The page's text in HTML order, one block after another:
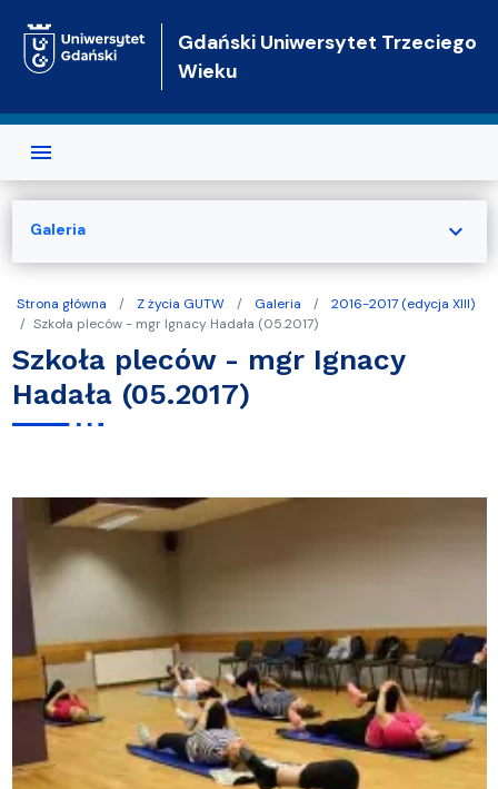
Gdański Uniwersytet Trzeciego
Wieku
Strona główna Z życia GUTW Galeria
2016-2017 (edycja XIII)
Szkoła pleców - mgr Ignacy Hadała (05.2017)
Szkoła pleców - mgr Ignacy
Hadała (05.2017)
Galeria expand_more